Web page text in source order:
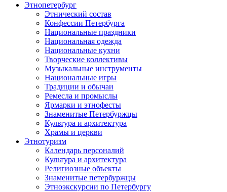
Этнопетербург
Этнический состав
Конфессии Петербурга
Национальные праздники
Национальная одежда
Национальные кухни
Творческие коллективы
Музыкальные инструменты
Национальные игры
Традиции и обычаи
Ремесла и промыслы
Ярмарки и этнофесты
Знаменитые Петербуржцы
Культура и архитектура
Храмы и церкви
Этнотуризм
Календарь персоналий
Культура и архитектура
Религиозные объекты
Знаменитые петербуржцы
Этноэкскурсии по Петербургу